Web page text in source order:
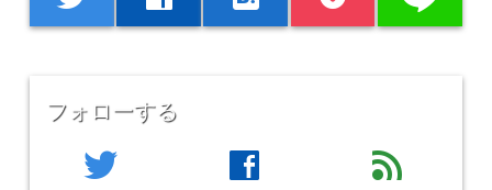
フォローする
twitter facebook feed